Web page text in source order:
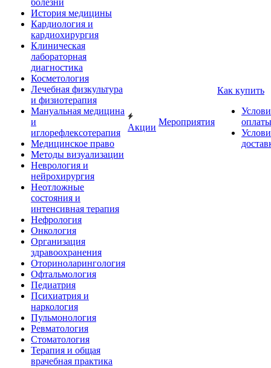
болезни
История медицины
Кардиология и
кардиохирургия
Клиническая
лабораторная
диагностика
Косметология
Лечебная физкультура
и физиотерапия
Мануальная медицина
и
иглорефлексотерапия
Медицинское право
Методы визуализации
Неврология и
нейрохирургия
Неотложные
состояния и
интенсивная терапия
Нефрология
Онкология
Организация
здравоохранения
Оториноларингология
Офтальмология
Педиатрия
Психиатрия и
наркология
Пульмонология
Ревматология
Стоматология
Терапия и общая
врачебная практика
Акции
Мероприятия
Как купить
оплаты